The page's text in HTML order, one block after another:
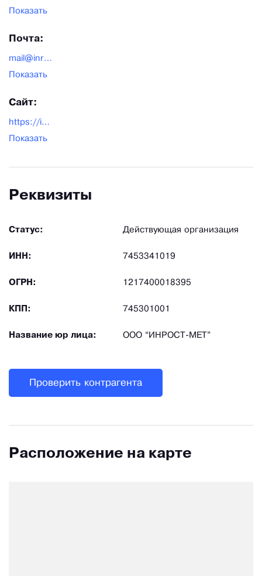
Показать
Почта:
mail@inrost-group.ru
Показать
Сайт:
https://inrost-group.ru/
Показать
Реквизиты
Статус: Действующая организация
ИНН: 7453341019
ОГРН: 1217400018395
КПП: 745301001
Название юр лица: ООО “ИНРОСТ-МЕТ”
Проверить контрагента
Расположение на карте